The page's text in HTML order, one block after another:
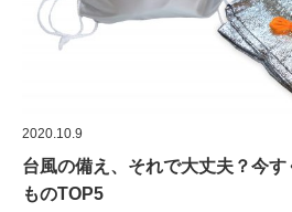
2020.10.9
台風の備え、それで大丈夫？今
ものTOP5